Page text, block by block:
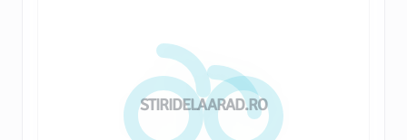
STIRIDELAARAD.RO